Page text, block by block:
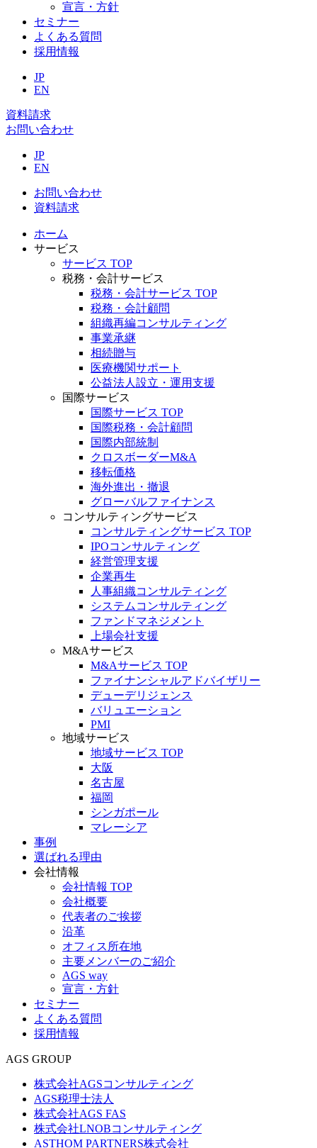
宣言・方針
セミナー
よくある質問
採用情報
JP
EN
資料請求
お問い合わせ
JP
EN
お問い合わせ
資料請求
ホーム
サービス
サービス TOP
税務・会計サービス
税務・会計サービス TOP
税務・会計顧問
組織再編コンサルティング
事業承継
相続贈与
医療機関サポート
公益法人設立・運用支援
国際サービス
国際サービス TOP
国際税務・会計顧問
国際内部統制
クロスボーダーM&A
移転価格
海外進出・撤退
グローバルファイナンス
コンサルティングサービス
コンサルティングサービス TOP
IPOコンサルティング
経営管理支援
企業再生
人事組織コンサルティング
システムコンサルティング
ファンドマネジメント
上場会社支援
M&Aサービス
M&Aサービス TOP
ファイナンシャルアドバイザリー
デューデリジェンス
バリュエーション
PMI
地域サービス
地域サービス TOP
大阪
名古屋
福岡
シンガポール
マレーシア
事例
選ばれる理由
会社情報
会社情報 TOP
会社概要
代表者のご挨拶
沿革
オフィス所在地
主要メンバーのご紹介
AGS way
宣言・方針
セミナー
よくある質問
採用情報
AGS GROUP
株式会社AGSコンサルティング
AGS税理士法人
株式会社AGS FAS
株式会社LNOBコンサルティング
ASTHOM PARTNERS株式会社